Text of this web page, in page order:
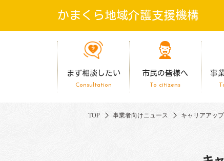
かまくら地域介護支援機構
まず相談したい
Consultation
市民の皆様へ
To citizens
事
TOP 事業者向けニュース キャリアアッ